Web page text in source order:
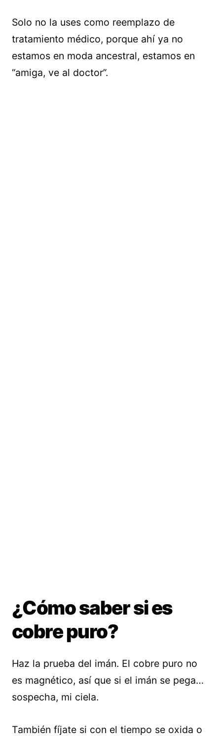
Solo no la uses como reemplazo de
tratamiento médico, porque ahí ya no
estamos en moda ancestral, estamos en
“amiga, ve al doctor”.
¿Cómo saber si es
cobre puro?
Haz la prueba del imán. El cobre puro no
es magnético, así que si el imán se pega…
sospecha, mi ciela.
También fíjate si con el tiempo se oxida o